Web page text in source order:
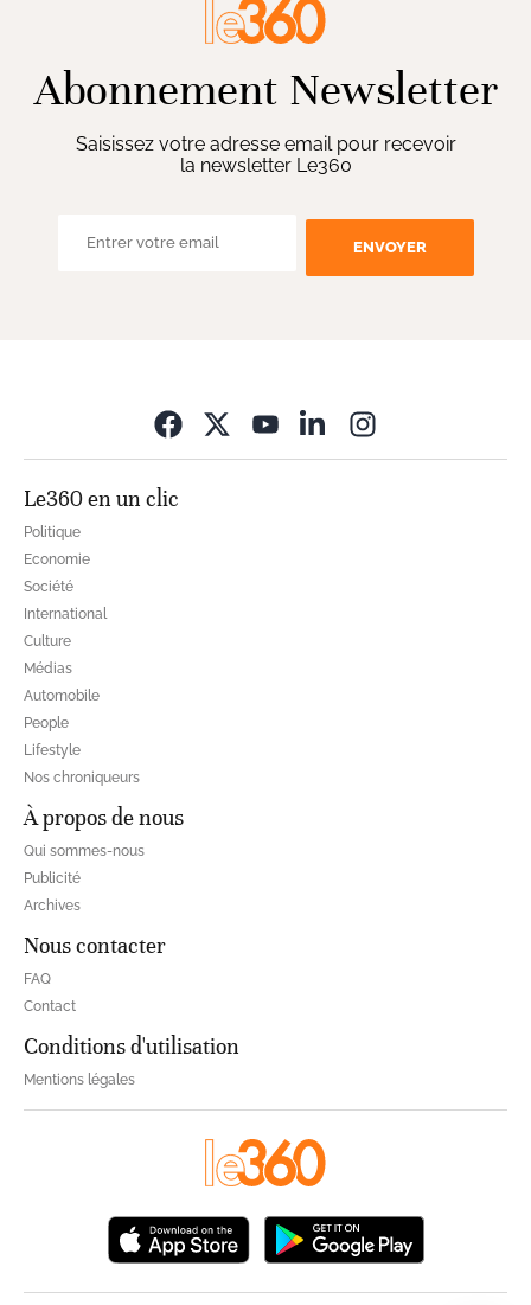
Abonnement Newsletter
Saisissez votre adresse email pour recevoir
la newsletter Le360
ENVOYER
Le360 en un clic
Politique
Economie
Société
International
Culture
Médias
Automobile
People
Lifestyle
Nos chroniqueurs
À propos de nous
Qui sommes-nous
Publicité
Archives
Nous contacter
FAQ
Contact
Conditions d'utilisation
Mentions légales